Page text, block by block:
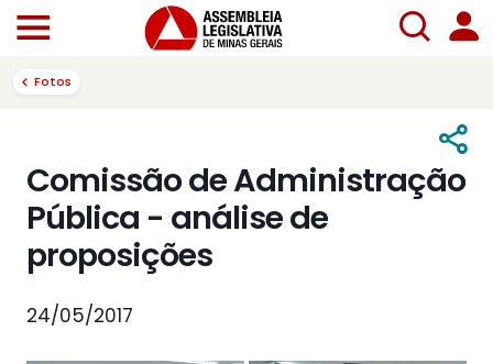
Fotos
Comissão de Administração
Pública - análise de
proposições
24/05/2017